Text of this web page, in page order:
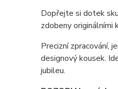
Dopřejte si dotek
zdobeny originálními
Precizní zpracování,
designový kousek.
jubileu.